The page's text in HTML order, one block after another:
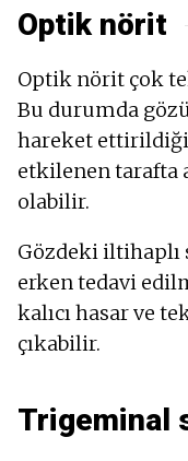
Optik nörit
Optik nörit çok
Bu durumda
hareket
etkilenen tarafta
olabilir.
Gözdeki
erken tedavi
kalıcı hasar ve
çıkabilir.
Trigeminal